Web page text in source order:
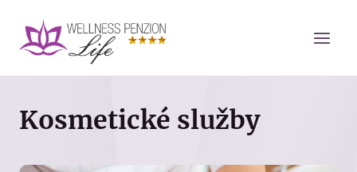
obsah
Kosmetické služby